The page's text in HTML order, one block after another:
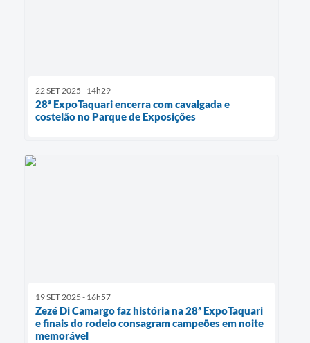
22 SET 2025 - 14h29
28ª ExpoTaquari encerra com cavalgada e
costelão no Parque de Exposições
19 SET 2025 - 16h57
Zezé Di Camargo faz história na 28ª ExpoTaquari
e finais do rodeio consagram campeões em noite
memorável